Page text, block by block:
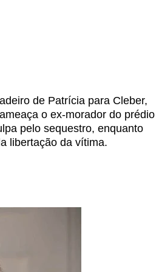
de Patrícia para Cleber,
o ex-morador do prédio
pelo sequestro, enquanto
libertação da vítima.